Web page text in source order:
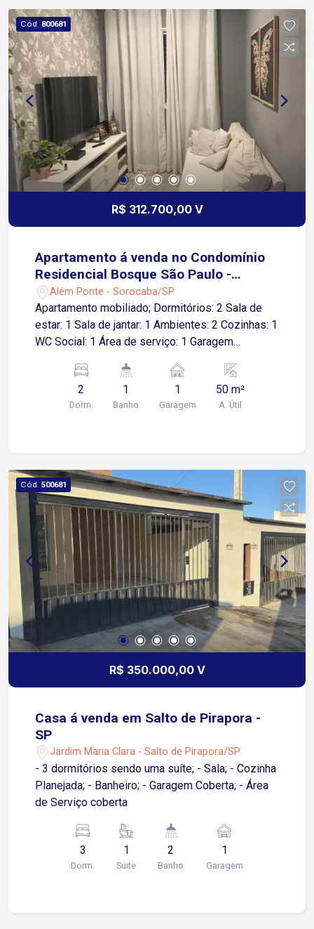
Cód. 800681
R$ 312.700,00 V
Apartamento á venda no Condomínio
Residencial Bosque São Paulo -
Sorocaba/SP
Além Ponte - Sorocaba/SP
Apartamento mobiliado; Dormitórios: 2 Sala de
estar: 1 Sala de jantar: 1 Ambientes: 2 Cozinhas: 1
WC Social: 1 Área de serviço: 1 Garagem
Playground ? Salão de festas ? Sauna
2
Dorm.
1
Banho
1
Garagem
50 m²
A. Útil
Cód. 500681
R$ 350.000,00 V
Casa á venda em Salto de Pirapora -
SP
Jardim Maria Clara - Salto de Pirapora/SP
- 3 dormitórios sendo uma suíte; - Sala; - Cozinha
Planejada; - Banheiro; - Garagem Coberta; - Área
de Serviço coberta
3
Dorm.
1
Suite
2
Banho
1
Garagem